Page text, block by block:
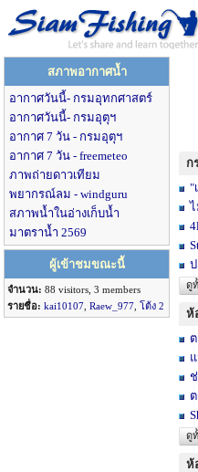
สภาพอากาศน้ำ
อากาศวันนี้- กรมอุทกศาสตร์
อากาศวันนี้- กรมอุตุฯ
อากาศ 7 วัน - กรมอุตุฯ
อากาศ 7 วัน - freemeteo
ภาพถ่ายดาวเทียม
พยากรณ์ลม - windguru
สภาพน้ำในอ่างเก็บน้ำ
มาตราน้ำ 2569
ผู้เข้าชมขณะนี้
จำนวน: 88 visitors, 3 members
รายชื่อ: kai10107 Raew_977 โต้ง 2
ก
"
ดู
ห้
ดู
ห้